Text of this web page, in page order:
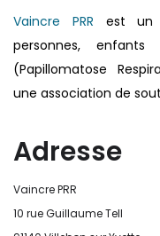
passe pas
diagnostic en
Cette
chacun, dans
compte la
enfant.
Vaincre PRR
est un
personnes,
(Papillomatose
une association de
Adresse
Vaincre PRR
10 rue Guillaume Tell